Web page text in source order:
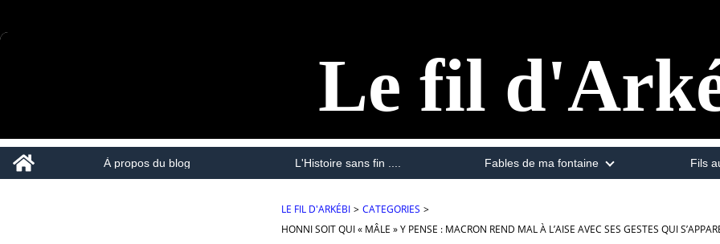
Le fil
Home
À propos du blog
L'Histoire sans fin .... Fables de ma fontaine Fils
LE FIL D'ARKÉBI > CATEGORIES >
HONNI SOIT QUI « MÂLE » Y PENSE : MACRON REND MAL À L’AISE AVEC SES GESTES QUI